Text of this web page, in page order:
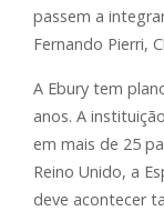
passem a
Fernando Pierri,
A Ebury tem
anos. A
em mais de 25
Reino Unido, a
deve acontecer